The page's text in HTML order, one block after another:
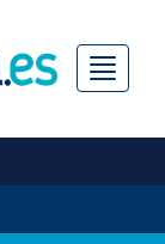
Menú